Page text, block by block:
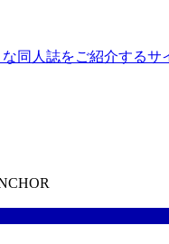
同人誌をご紹介するサ